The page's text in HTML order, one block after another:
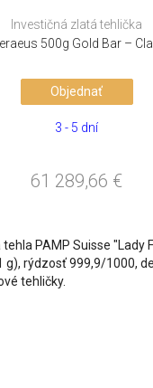
Investičná zlatá tehlička
500g Gold Bar –
Objednať
3 - 5 dní
61 289,66 €